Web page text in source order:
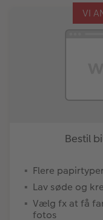
VI
Bestil
Flere
Lav søde og
Vælg fx at få
fotos